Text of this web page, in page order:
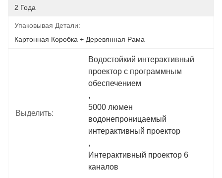
2 Года
Упаковывая Детали:
Картонная Коробка + Деревянная Рама
Выделить:
Водостойкий интерактивный
проектор с программным
обеспечением
,
5000 люмен
водонепроницаемый
интерактивный проектор
,
Интерактивный проектор 6
каналов